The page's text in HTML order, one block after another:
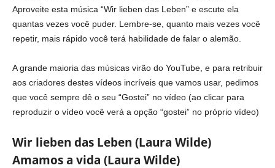
Aproveite esta música “Wir lieben das Leben” e escute ela
quantas vezes você puder. Lembre-se, quanto mais vezes você
repetir, mais rápido você terá habilidade de falar o alemão.
A grande maioria das músicas virão do YouTube, e para retribuir
aos criadores destes vídeos incríveis que vamos usar, pedimos
que você sempre dê o seu “Gostei” no vídeo (ao clicar para
reproduzir o vídeo você verá a opção “gostei” no próprio vídeo)
Wir lieben das Leben (Laura Wilde)
Amamos a vida (Laura Wilde)